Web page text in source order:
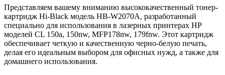
Представляем вашему вниманию высококачественный тонер-
картридж Hi-Black модель HB-W2070A, разработанный
специально для использования в лазерных принтерах HP
моделей CL 150a, 150nw, MFP178nw, 179fnw. Этот картридж
обеспечивает четкую и качественную черно-белую печать,
делая его идеальным выбором для офисных нужд, а также для
домашнего использования.